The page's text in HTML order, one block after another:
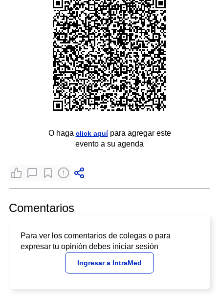
O haga click aquípara agregar este
evento a su agenda
Comentarios
Para ver los comentarios de colegas o para
expresar tu opinión debes iniciar sesión
Ingresar a IntraMed